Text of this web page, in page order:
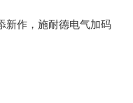
新作，施耐德电气加码